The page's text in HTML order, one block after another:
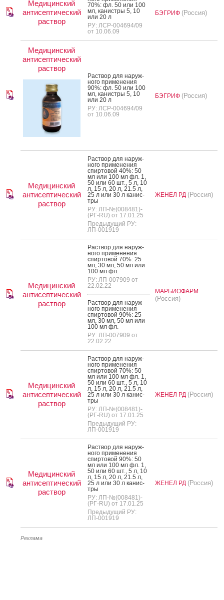
Медицинский
антисептический
раствор
70%: фл. 50 или 100
мл, ка­нис­тры 5, 10
или 20 л
РУ: ЛСР-004694/09
от 10.06.09
БЭГРИФ (Россия)
Медицинский
антисептический
раствор
Рас­твор для на­руж­
но­го при­мене­ния
90%: фл. 50 или 100
мл, ка­нис­тры 5, 10
или 20 л
РУ: ЛСР-004694/09
от 10.06.09
БЭГРИФ (Россия)
Медицинский
антисептический
раствор
Рас­твор для на­руж­
но­го при­мене­ния
спир­то­вой 40%: 50
мл или 100 мл фл. 1,
50 или 60 шт., 5 л, 10
л, 15 л, 20 л, 21.5 л,
25 л или 30 л ка­нис­
тры
РУ: ЛП-№(008481)-
(РГ-RU) от 17.01.25
Предыдущий РУ:
ЛП-001919
ЖЕНЕЛ РД (Россия)
Медицинский
антисептический
раствор
Рас­твор для на­руж­
но­го при­мене­ния
спир­то­вой 70%: 25
мл, 30 мл, 50 мл или
100 мл фл.
РУ: ЛП-007909 от
22.02.22
Рас­твор для на­руж­
но­го при­мене­ния
спир­то­вой 90%: 25
мл, 30 мл, 50 мл или
100 мл фл.
РУ: ЛП-007909 от
22.02.22
МАРБИОФАРМ
(Россия)
Медицинский
антисептический
раствор
Рас­твор для на­руж­
но­го при­мене­ния
спир­то­вой 70%: 50
мл или 100 мл фл. 1,
50 или 60 шт., 5 л, 10
л, 15 л, 20 л, 21.5 л,
25 л или 30 л ка­нис­
тры
РУ: ЛП-№(008481)-
(РГ-RU) от 17.01.25
Предыдущий РУ:
ЛП-001919
ЖЕНЕЛ РД (Россия)
Медицинский
антисептический
раствор
Рас­твор для на­руж­
но­го при­мене­ния
спир­то­вой 90%: 50
мл или 100 мл фл. 1,
50 или 60 шт., 5 л, 10
л, 15 л, 20 л, 21.5 л,
25 л или 30 л ка­нис­
тры
РУ: ЛП-№(008481)-
(РГ-RU) от 17.01.25
Предыдущий РУ:
ЛП-001919
ЖЕНЕЛ РД (Россия)
Реклама